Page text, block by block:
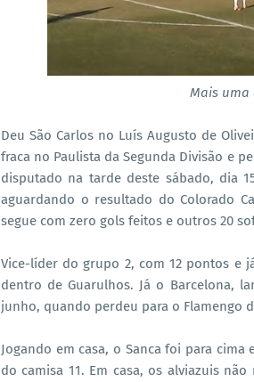
Mais uma
Deu São Carlos no Luís Augusto de
fraca no Paulista da Segunda Divisão e
disputado na tarde deste sábado, dia
aguardando o resultado do Colorado
segue com zero gols feitos e outros 20
Vice-líder do grupo 2, com 12 pontos e
dentro de Guarulhos. Já o Barcelona,
junho, quando perdeu para o Flamengo
Jogando em casa, o Sanca foi para
do camisa 11. Em casa, os alviazuis